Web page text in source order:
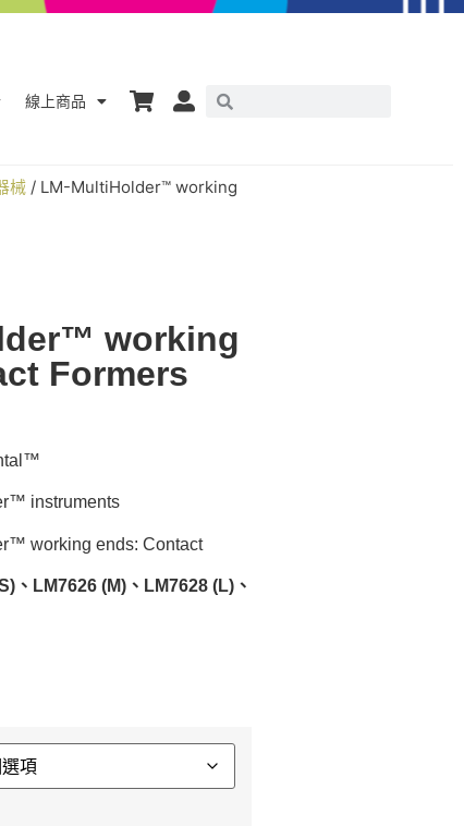
線上商品
械 / LM-MultiHolder™ working
working
Formers
instruments
working ends: Contact
、 LM7626 (M) 、LM7628 (L) 、